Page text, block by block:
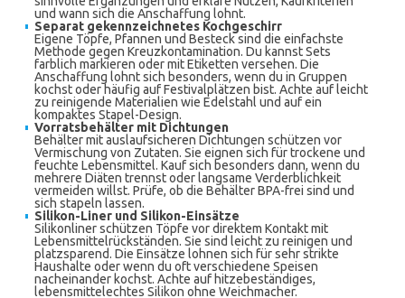
und wann sich die Anschaffung lohnt.
Separat gekennzeichnetes Kochgeschirr
Eigene Töpfe, Pfannen und Besteck sind die einfachste
Methode gegen Kreuzkontamination. Du kannst Sets
farblich markieren oder mit Etiketten versehen. Die
Anschaffung lohnt sich besonders, wenn du in Gruppen
kochst oder häufig auf Festivalplätzen bist. Achte auf leicht
zu reinigende Materialien wie Edelstahl und auf ein
kompaktes Stapel-Design.
Vorratsbehälter mit Dichtungen
Behälter mit auslaufsicheren Dichtungen schützen vor
Vermischung von Zutaten. Sie eignen sich für trockene und
feuchte Lebensmittel. Kauf sich besonders dann, wenn du
mehrere Diäten trennst oder langsame Verderblichkeit
vermeiden willst. Prüfe, ob die Behälter BPA-frei sind und
sich stapeln lassen.
Silikon-Liner und Silikon-Einsätze
Silikonliner schützen Töpfe vor direktem Kontakt mit
Lebensmittelrückständen. Sie sind leicht zu reinigen und
platzsparend. Die Einsätze lohnen sich für sehr strikte
Haushalte oder wenn du oft verschiedene Speisen
nacheinander kochst. Achte auf hitzebeständiges,
lebensmittelechtes Silikon ohne Weichmacher.